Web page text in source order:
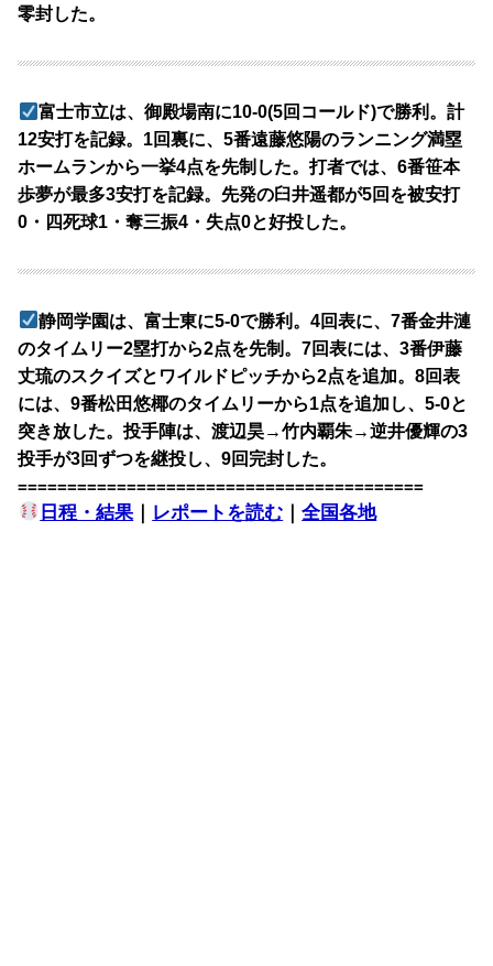
零封した。
富士市立は、御殿場南に10-0(5回コールド)で勝利。計
12安打を記録。1回裏に、5番遠藤悠陽のランニング満塁
ホームランから一挙4点を先制した。打者では、6番笹本
歩夢が最多3安打を記録。先発の臼井遥都が5回を被安打
0・四死球1・奪三振4・失点0と好投した。
静岡学園は、富士東に5-0で勝利。4回表に、7番金井漣
のタイムリー2塁打から2点を先制。7回表には、3番伊藤
丈琉のスクイズとワイルドピッチから2点を追加。8回表
には、9番松田悠椰のタイムリーから1点を追加し、5-0と
突き放した。投手陣は、渡辺昊→竹内覇朱→逆井優輝の3
投手が3回ずつを継投し、9回完封した。
=========================================
日程・結果 ｜ レポートを読む ｜全国各地